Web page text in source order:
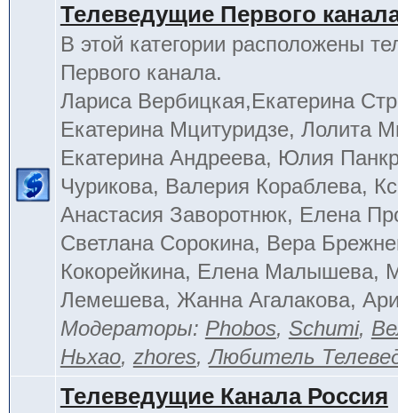
Телеведущие Первого
В этой категории расположены
Первого канала.
Лариса Вербицкая,Екатерина
Екатерина Мцитуридзе, Лолита
Екатерина Андреева, Юлия
Чурикова, Валерия Кораблева,
Анастасия Заворотнюк, Елена
Светлана Сорокина, Вера
Кокорейкина, Елена Малышева,
Лемешева, Жанна Агалакова,
Модераторы: Phobos, Schumi,
Ньхао, zhores,Любитель
Телеведущие Канала Россия